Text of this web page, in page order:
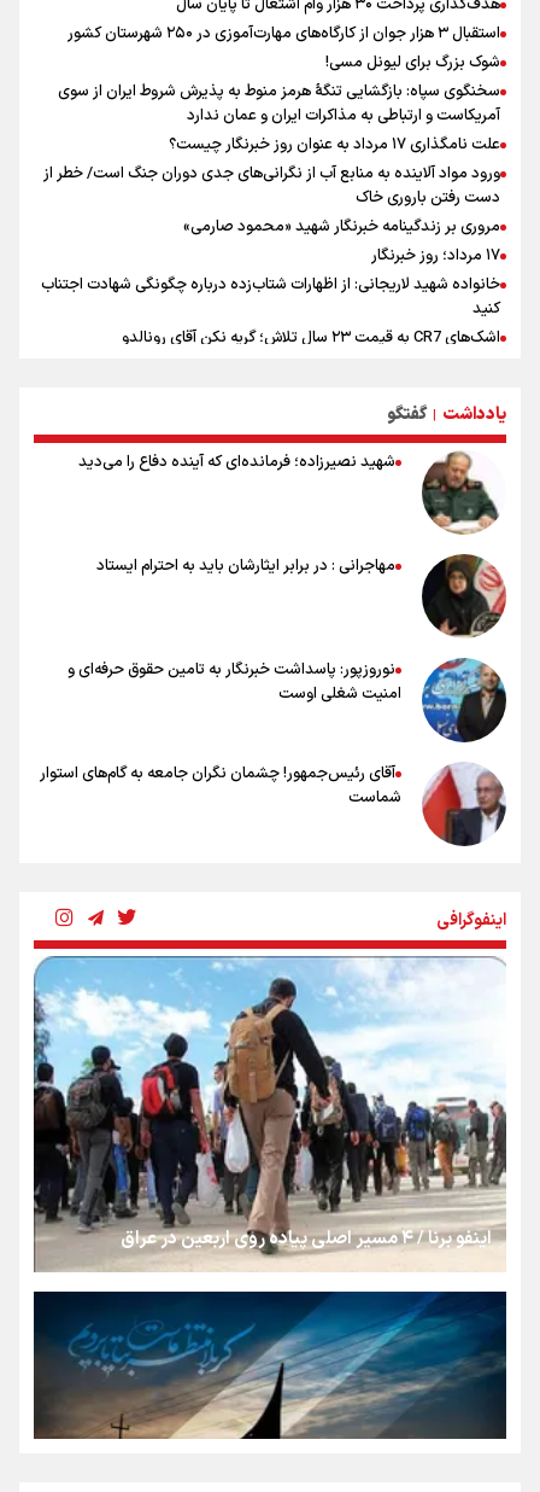
هدف‌گذاری پرداخت ۳۰ هزار وام اشتغال تا پایان سال
استقبال ۳ هزار جوان از کارگاه‌های مهارت‌آموزی در ۲۵۰ شهرستان کشور
شوک بزرگ برای لیونل مسی!
سخنگوی سپاه: بازگشایی تنگۀ هرمز منوط به پذیرش شروط ایران از سوی
آمریکاست و ارتباطی به مذاکرات ایران و عمان ندارد
علت نامگذاری ۱۷ مرداد به عنوان روز خبرنگار چیست؟
ورود مواد آلاینده به منابع آب از نگرانی‌های جدی دوران جنگ است/ خطر از
دست رفتن باروری خاک
مروری بر زندگینامه خبرنگار شهید «محمود صارمی»
۱۷ مرداد؛ روز خبرنگار
خانواده شهید لاریجانی: از اظهارات شتاب‌زده درباره چگونگی شهادت اجتناب
کنید
اشک‌های CR7 به قیمت ۲۳ سال تلاش؛ گریه نکن آقای رونالدو
تلاش مدام برای زنده نگه داشتن هنر ایرانی
نصرتی: پاسخ بیرانوند سنخیتی با صحبت‌های علی دایی نداشت/
ملی‌پوشان نباید از خودشان تعریف کنند!
خلعتبری: جای دو سه نفر در جام جهانی خالی بود/ تیم ملی نیاز به تغییر
نسل دارد/ دوست دارم آرژانتین قهرمان شود
شاهرخی: اندازه داشته‌هایمان از بازار جام جهانی برداشت کردیم/ دودستی
سرنوشت صعود را به تیم‌های دیگر سپردیم
عالمی: جام جهانی از مرحله حذفی جان گرفت/ درباره شیوه بازی تیم ملی
نقد وجود دارد
یادداشت | گفتگو
شهید نصیرزاده؛ فرمانده‌ای که آینده دفاع را می‌دید
مهاجرانی : در برابر ایثارشان باید به احترام ایستاد
نوروزپور: پاسداشت خبرنگار به تامین حقوق حرفه‌ای و
امنیت شغلی اوست
آقای رئیس‌جمهور! چشمان نگران جامعه به گام‌های استوار
شماست
بنزین؛ تدبیری برای حفظ امنیت انرژی
«هورامان»؛ میراثی که جهان را شیفته کرد
شکستگیِ بزرگ؛ روایتِ یک استخوان، یک نسل، یک توهم!
رسانه ملی و حق مردم برای شنیدن صدای رئیس‌جمهوری
روایت ایران از کنار مردم
اینفوگرافی
اینفو برنا / ۴ مسیر اصلی پیاده روی اربعین در عراق